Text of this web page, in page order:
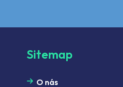
Sitemap
O nás